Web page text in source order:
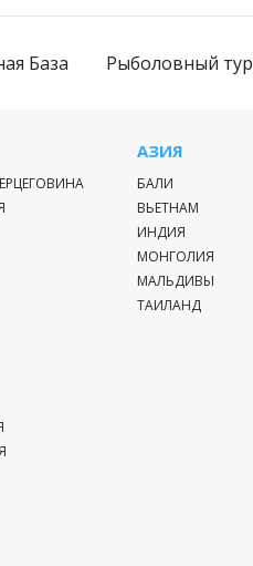
База Рыболовный тур
АЗИЯ
БАЛИ
ВЬЕТНАМ
ИНДИЯ
МОНГОЛИЯ
МАЛЬДИВЫ
ТАИЛАНД